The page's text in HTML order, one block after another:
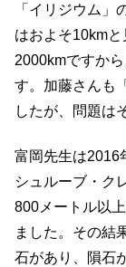
「イリジウム
はおよそ10km
2000kmですか
す。加藤さんも
したが、問題は
富岡先生は2016
シュルーブ・ク
800メートル以
ました。その結
石があり、隕石